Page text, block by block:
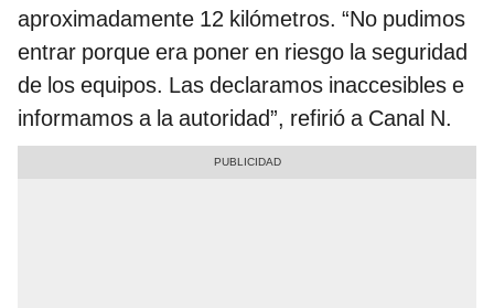
aproximadamente 12 kilómetros. “No pudimos
entrar porque era poner en riesgo la seguridad
de los equipos. Las declaramos inaccesibles e
informamos a la autoridad”, refirió a Canal N.